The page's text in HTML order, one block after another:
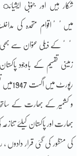
شکار ہیں اور جنوبی
میںٴٴاقوام متحدہ کی
ٴٴکے ذیلی عنوان سے بھی پیرا
زمینی تقسیم کے باوجود
رپورٹ
بھارت اور پاکستان کیلئے
کی منظور کی گئی قرار دادوں